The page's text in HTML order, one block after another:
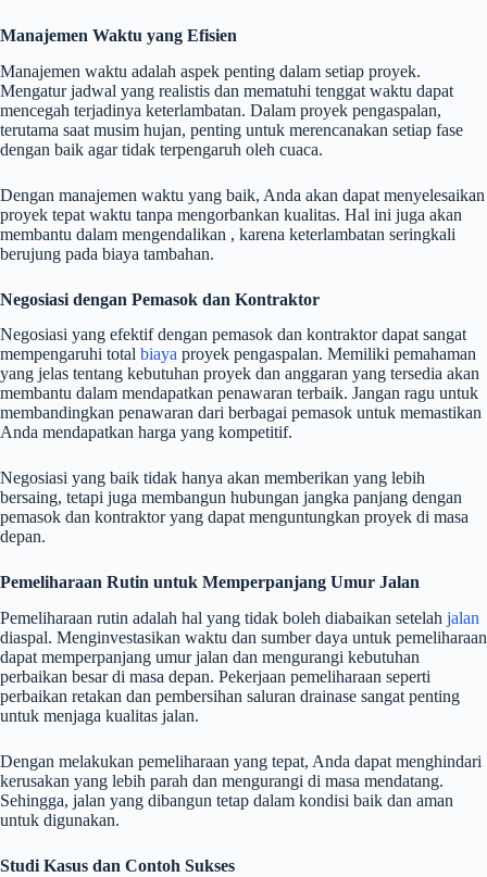
Manajemen Waktu yang Efisien
Manajemen waktu adalah aspek penting dalam setiap proyek.
Mengatur jadwal yang realistis dan mematuhi tenggat waktu dapat
mencegah terjadinya keterlambatan. Dalam proyek pengaspalan,
terutama saat musim hujan, penting untuk merencanakan setiap fase
dengan baik agar tidak terpengaruh oleh cuaca.
Dengan manajemen waktu yang baik, Anda akan dapat menyelesaikan
proyek tepat waktu tanpa mengorbankan kualitas. Hal ini juga akan
membantu dalam mengendalikan , karena keterlambatan seringkali
berujung pada biaya tambahan.
Negosiasi dengan Pemasok dan Kontraktor
Negosiasi yang efektif dengan pemasok dan kontraktor dapat sangat
mempengaruhi total biaya proyek pengaspalan. Memiliki pemahaman
yang jelas tentang kebutuhan proyek dan anggaran yang tersedia akan
membantu dalam mendapatkan penawaran terbaik. Jangan ragu untuk
membandingkan penawaran dari berbagai pemasok untuk memastikan
Anda mendapatkan harga yang kompetitif.
Negosiasi yang baik tidak hanya akan memberikan yang lebih
bersaing, tetapi juga membangun hubungan jangka panjang dengan
pemasok dan kontraktor yang dapat menguntungkan proyek di masa
depan.
Pemeliharaan Rutin untuk Memperpanjang Umur Jalan
Pemeliharaan rutin adalah hal yang tidak boleh diabaikan setelah jalan
diaspal. Menginvestasikan waktu dan sumber daya untuk pemeliharaan
dapat memperpanjang umur jalan dan mengurangi kebutuhan
perbaikan besar di masa depan. Pekerjaan pemeliharaan seperti
perbaikan retakan dan pembersihan saluran drainase sangat penting
untuk menjaga kualitas jalan.
Dengan melakukan pemeliharaan yang tepat, Anda dapat menghindari
kerusakan yang lebih parah dan mengurangi di masa mendatang.
Sehingga, jalan yang dibangun tetap dalam kondisi baik dan aman
untuk digunakan.
Studi Kasus dan Contoh Sukses